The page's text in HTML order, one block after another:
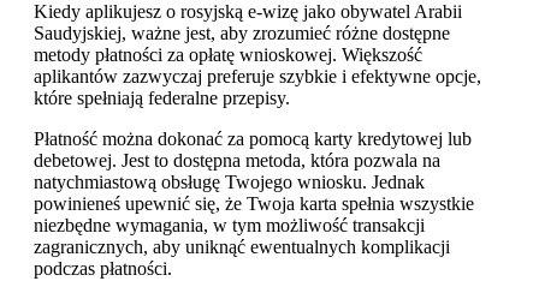
Kiedy aplikujesz o rosyjską e-wizę jako obywatel Arabii
Saudyjskiej, ważne jest, aby zrozumieć różne dostępne
metody płatności za opłatę wnioskowej. Większość
aplikantów zazwyczaj preferuje szybkie i efektywne opcje,
które spełniają federalne przepisy.
Płatność można dokonać za pomocą karty kredytowej lub
debetowej. Jest to dostępna metoda, która pozwala na
natychmiastową obsługę Twojego wniosku. Jednak
powinieneś upewnić się, że Twoja karta spełnia wszystkie
niezbędne wymagania, w tym możliwość transakcji
zagranicznych, aby uniknąć ewentualnych komplikacji
podczas płatności.